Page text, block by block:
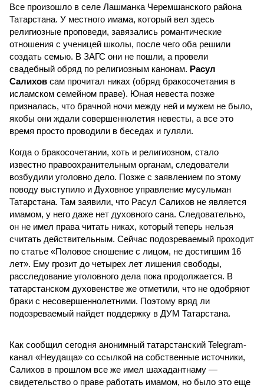
Все произошло в селе Лашманка Черемшанского района
Татарстана. У местного имама, который вел здесь
религиозные проповеди, завязались романтические
отношения с ученицей школы, после чего оба решили
создать семью. В ЗАГС они не пошли, а провели
свадебный обряд по религиозным канонам. Расул
Салихов сам прочитал никах (обряд бракосочетания в
исламском семейном праве). Юная невеста позже
призналась, что брачной ночи между ней и мужем не было,
якобы они ждали совершеннолетия невесты, а все это
время просто проводили в беседах и гуляли.
Когда о бракосочетании, хоть и религиозном, стало
известно правоохранительным органам, следователи
возбудили уголовно дело. Позже с заявлением по этому
поводу выступило и Духовное управление мусульман
Татарстана. Там заявили, что Расул Салихов не является
имамом, у него даже нет духовного сана. Следовательно,
он не имел права читать никах, который теперь нельзя
считать действительным. Сейчас подозреваемый проходит
по статье «Половое сношение с лицом, не достигшим 16
лет». Ему грозит до четырех лет лишения свободы,
расследование уголовного дела пока продолжается. В
татарстанском духовенстве же отметили, что не одобряют
браки с несовершеннолетними. Поэтому вряд ли
подозреваемый найдет поддержку в ДУМ Татарстана.
Как сообщил сегодня анонимный татарстанский Telegram-
канал «Неудаща» со ссылкой на собственные источники,
Салихов в прошлом все же имел шахадантнаму —
свидетельство о праве работать имамом, но было это еще